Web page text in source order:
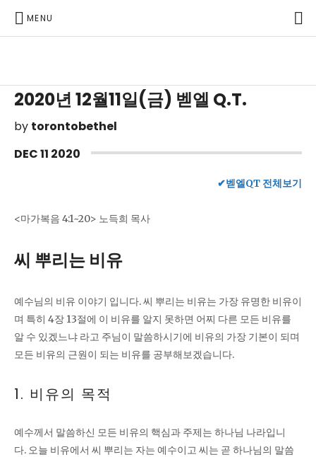
MENU
2020년 12월11일(금) 벧엘 Q.T.
by torontobethel
DEC11 2020
✔벧엘QT 전체보기
<마가복음 4:1~20> 노득희 목사
씨 뿌리는 비유
예수님의 비유 이야기 입니다. 씨 뿌리는 비유는 가장 유명한 비유이
며 특히 4장 13절에 이 비유를 알지 못하면 어찌 다른 모든 비유를
알 수 있겠느냐 라고 주님이 말씀하시기에 비유의 가장 기본이 되며
모든 비유의 근원이 되는 비유를 공부해보겠습니다.
1. 비유의 목적
예수께서 말씀하신 모든 비유의 핵심과 주제는 하나님 나라입니
다. 오늘 비유에서 씨 뿌리는 자는 예수이고 씨는 곧 하나님의 말씀